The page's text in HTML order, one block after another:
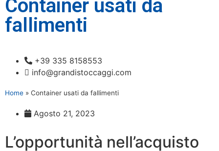
Prodotti
FAQ
News
Container usati da
fallimenti
+39 335 8158553
info@grandistoccaggi.com
Home » Container usati da fallimenti
Agosto 21, 2023
L’opportunità nell’acquisto